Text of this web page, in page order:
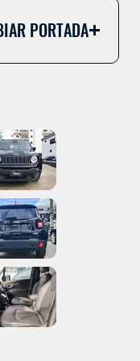
PORTADA